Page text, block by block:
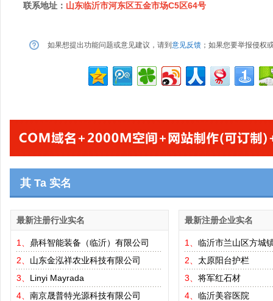
联系地址： 山东临沂市河东区五金市场C5区64号
如果想提出功能问题或意见建议，请到 意见反馈 ；如果您要举报侵权
其 Ta 实名
最新注册行业实名
1、 鼎科智能装备（临沂）有限公司
2、 山东金泓祥农业科技有限公司
3、 Linyi Mayrada
4、 南京晟普特光源科技有限公司
最新注册企业实名
1、 临沂市兰山区方城
2、 太原阳台护栏
3、 将军红石材
4、 临沂美容医院